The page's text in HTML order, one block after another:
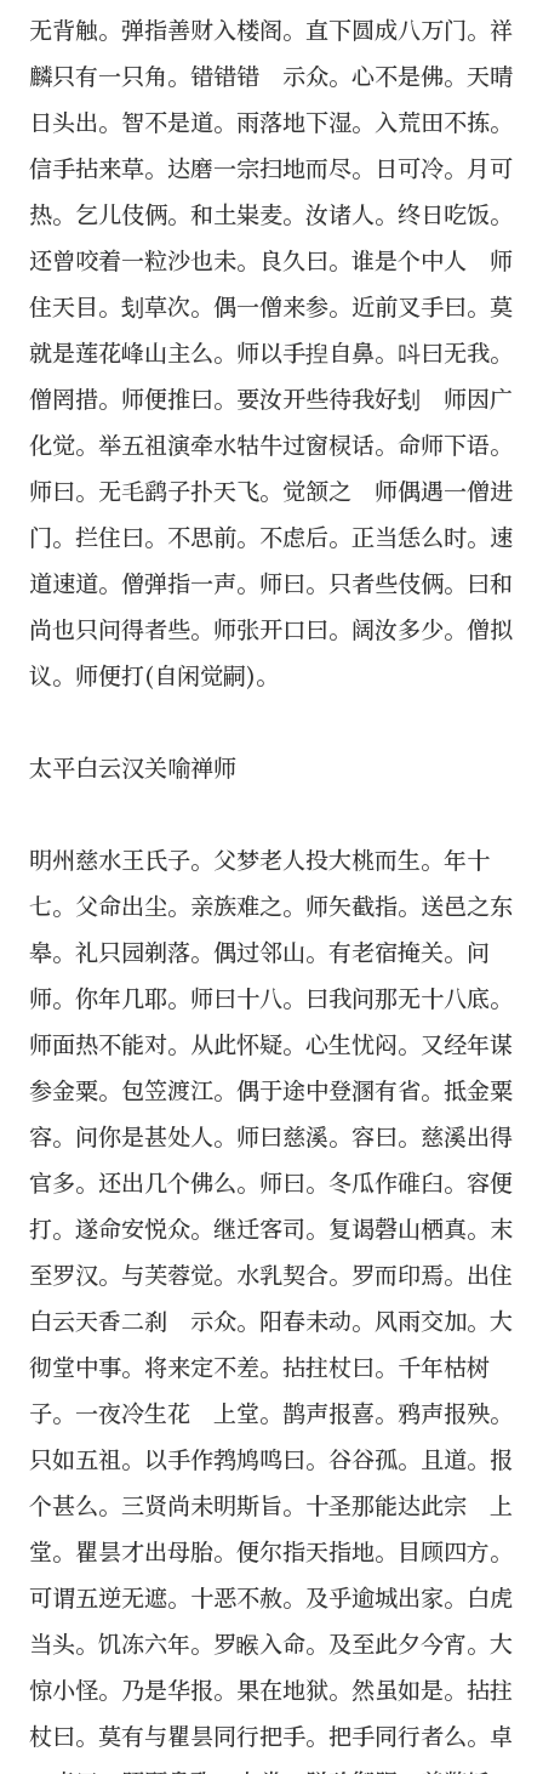
无背触。弹指善财入楼阁。直下圆成八万门。祥
麟只有一只角。错错错 示众。心不是佛。天晴
日头出。智不是道。雨落地下湿。入荒田不拣。
信手拈来草。达磨一宗扫地而尽。日可冷。月可
热。乞儿伎俩。和土粜麦。汝诸人。终日吃饭。
还曾咬着一粒沙也未。良久曰。谁是个中人 师
住天目。刬草次。偶一僧来参。近前叉手曰。莫
就是莲花峰山主么。师以手揑自鼻。呌曰无我。
僧罔措。师便推曰。要汝开些待我好刬 师因广
化觉。举五祖演牵水牯牛过窗棂话。命师下语。
师曰。无毛鹞子扑天飞。觉颔之 师偶遇一僧进
门。拦住曰。不思前。不虑后。正当恁么时。速
道速道。僧弹指一声。师曰。只者些伎俩。曰和
尚也只问得者些。师张开口曰。阔汝多少。僧拟
议。师便打(自闲觉嗣)。
太平白云汉关喻禅师
明州慈水王氏子。父梦老人投大桃而生。年十
七。父命出尘。亲族难之。师矢截指。送邑之东
皋。礼只园剃落。偶过邻山。有老宿掩关。问
师。你年几耶。师曰十八。曰我问那无十八底。
师面热不能对。从此怀疑。心生忧闷。又经年谋
参金粟。包笠渡江。偶于途中登溷有省。抵金粟
容。问你是甚处人。师曰慈溪。容曰。慈溪出得
官多。还出几个佛么。师曰。冬瓜作碓臼。容便
打。遂命安悦众。继迁客司。复谒磬山栖真。末
至罗汉。与芙蓉觉。水乳契合。罗而印焉。出住
白云天香二刹 示众。阳春未动。风雨交加。大
彻堂中事。将来定不差。拈拄杖曰。千年枯树
子。一夜冷生花 上堂。鹊声报喜。鸦声报殃。
只如五祖。以手作鹁鸠鸣曰。谷谷孤。且道。报
个甚么。三贤尚未明斯旨。十圣那能达此宗 上
堂。瞿昙才出母胎。便尔指天指地。目顾四方。
可谓五逆无遮。十恶不赦。及乎逾城出家。白虎
当头。饥冻六年。罗睺入命。及至此夕今宵。大
惊小怪。乃是华报。果在地狱。然虽如是。拈拄
杖曰。莫有与瞿昙同行把手。把手同行者么。卓